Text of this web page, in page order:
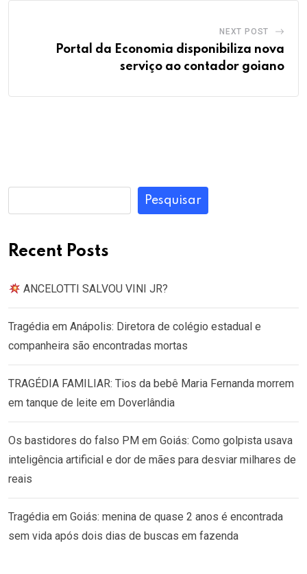
NEXT POST
Portal da Economia disponibiliza nova
serviço ao contador goiano
Pesquisar
Recent Posts
ANCELOTTI SALVOU VINI JR?
Tragédia em Anápolis: Diretora de colégio estadual e
companheira são encontradas mortas
TRAGÉDIA FAMILIAR: Tios da bebê Maria Fernanda morrem
em tanque de leite em Doverlândia
Os bastidores do falso PM em Goiás: Como golpista usava
inteligência artificial e dor de mães para desviar milhares de
reais
Tragédia em Goiás: menina de quase 2 anos é encontrada
sem vida após dois dias de buscas em fazenda